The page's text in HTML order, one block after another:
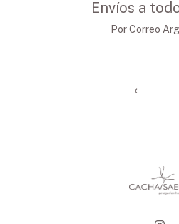
Envíos a
Por Correo